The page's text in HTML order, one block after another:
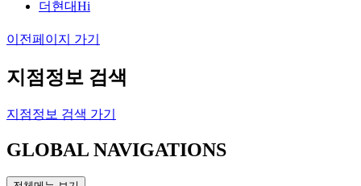
더현대Hi
이전페이지 가기
지점정보 검색
지점정보 검색 가기
GLOBAL NAVIGATIONS